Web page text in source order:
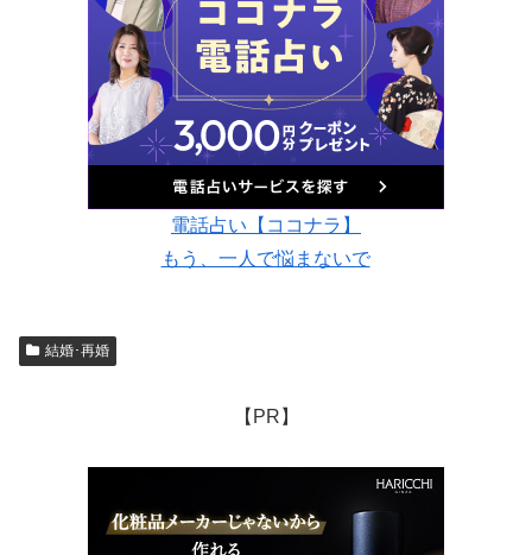
電話占い【ココナラ】
もう、一人で悩まないで
結婚･再婚
【PR】